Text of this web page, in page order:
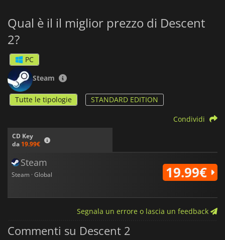
Qual è il il miglior prezzo di Descent
2?
PC
Steam
Tutte le tipologie STANDARD EDITION
CD Key
da 19.99€
Condividi
Steam
Steam · Global 19.99€
Segnala un errore o lascia un feedback
Commenti su Descent 2